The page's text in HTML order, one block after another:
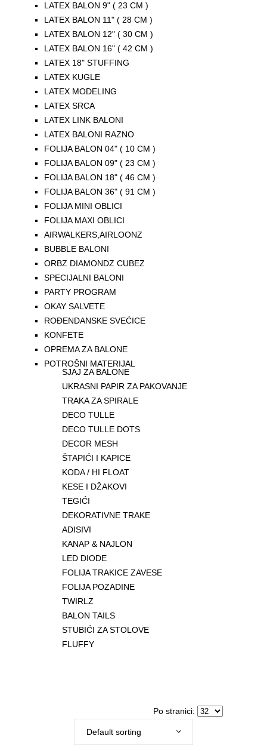
LATEX BALON 9" ( 23 CM )
LATEX BALON 11" ( 28 CM )
LATEX BALON 12" ( 30 CM )
LATEX BALON 16" ( 42 CM )
LATEX 18" STUFFING
LATEX KUGLE
LATEX MODELING
LATEX SRCA
LATEX LINK BALONI
LATEX BALONI RAZNO
FOLIJA BALON 04" ( 10 CM )
FOLIJA BALON 09" ( 23 CM )
FOLIJA BALON 18" ( 46 CM )
FOLIJA BALON 36" ( 91 CM )
FOLIJA MINI OBLICI
FOLIJA MAXI OBLICI
AIRWALKERS,AIRLOONZ
BUBBLE BALONI
ORBZ DIAMONDZ CUBEZ
SPECIJALNI BALONI
PARTY PROGRAM
OKAY SALVETE
ROĐENDANSKE SVEĆICE
KONFETE
OPREMA ZA BALONE
POTROŠNI MATERIJAL
SJAJ ZA BALONE
UKRASNI PAPIR ZA PAKOVANJE
TRAKA ZA SPIRALE
DECO TULLE
DECO TULLE DOTS
DECOR MESH
ŠTAPIĆI I KAPICE
KODA / HI FLOAT
KESE I DŽAKOVI
TEGIĆI
DEKORATIVNE TRAKE
ADISIVI
KANAP & NAJLON
LED DIODE
FOLIJA TRAKICE ZAVESE
FOLIJA POZADINE
TWIRLZ
BALON TAILS
STUBIĆI ZA STOLOVE
FLUFFY
Po stranici:
Default sorting